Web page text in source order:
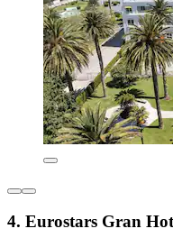
4. Eurostars Gran